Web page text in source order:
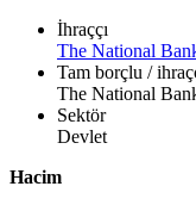
İhraççı
The National
Tam borçlu /
The National
Sektör
Devlet
Hacim